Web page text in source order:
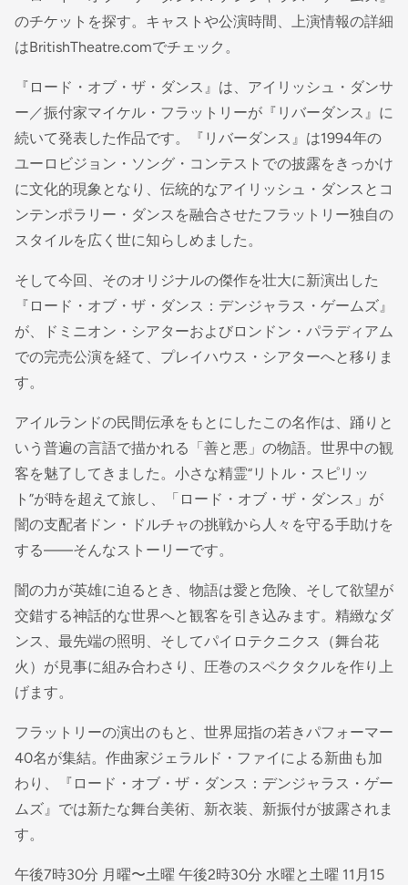
のチケットを探す。キャストや公演時間、上演情報の詳細
はBritishTheatre.comでチェック。
『ロード・オブ・ザ・ダンス』は、アイリッシュ・ダンサ
ー／振付家マイケル・フラットリーが『リバーダンス』に
続いて発表した作品です。『リバーダンス』は1994年の
ユーロビジョン・ソング・コンテストでの披露をきっかけ
に文化的現象となり、伝統的なアイリッシュ・ダンスとコ
ンテンポラリー・ダンスを融合させたフラットリー独自の
スタイルを広く世に知らしめました。
そして今回、そのオリジナルの傑作を壮大に新演出した
『ロード・オブ・ザ・ダンス：デンジャラス・ゲームズ』
が、ドミニオン・シアターおよびロンドン・パラディアム
での完売公演を経て、プレイハウス・シアターへと移りま
す。
アイルランドの民間伝承をもとにしたこの名作は、踊りと
いう普遍の言語で描かれる「善と悪」の物語。世界中の観
客を魅了してきました。小さな精霊“リトル・スピリッ
ト”が時を超えて旅し、「ロード・オブ・ザ・ダンス」が
闇の支配者ドン・ドルチャの挑戦から人々を守る手助けを
する――そんなストーリーです。
闇の力が英雄に迫るとき、物語は愛と危険、そして欲望が
交錯する神話的な世界へと観客を引き込みます。精緻なダ
ンス、最先端の照明、そしてパイロテクニクス（舞台花
火）が見事に組み合わさり、圧巻のスペクタクルを作り上
げます。
フラットリーの演出のもと、世界屈指の若きパフォーマー
40名が集結。作曲家ジェラルド・ファイによる新曲も加
わり、『ロード・オブ・ザ・ダンス：デンジャラス・ゲー
ムズ』では新たな舞台美術、新衣装、新振付が披露されま
す。
午後7時30分 月曜〜土曜 午後2時30分 水曜と土曜 11月15